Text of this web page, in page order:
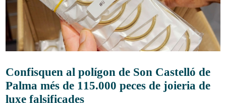
Confisquen al polígon de Son Castelló de
Palma més de 115.000 peces de joieria de
luxe falsificades